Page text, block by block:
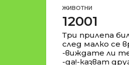
ЖИВОТНИ
12001
Три прилепа
след малко се
-виждате ли
-да!-казват